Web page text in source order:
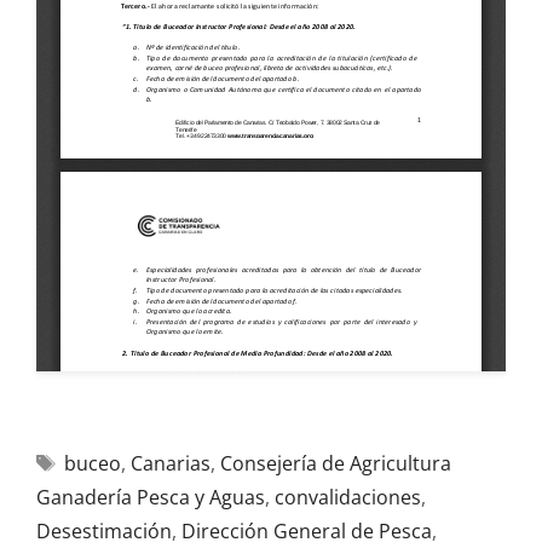
buceo, Canarias, Consejería de Agricultura
Ganadería Pesca y Aguas, convalidaciones,
Desestimación, Dirección General de Pesca,